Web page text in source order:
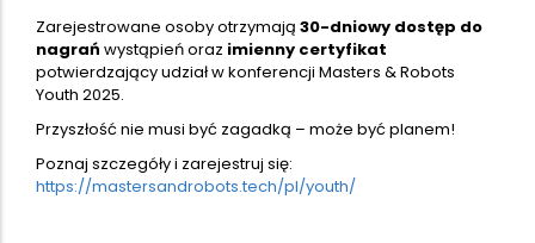
Zarejestrowane osoby otrzymają 30-dniowy dostęp do
nagrań wystąpień oraz imienny certyfikat
potwierdzający udział w konferencji Masters & Robots
Youth 2025.
Przyszłość nie musi być zagadką – może być planem!
Poznaj szczegóły i zarejestruj się:
https://mastersandrobots.tech/pl/youth/